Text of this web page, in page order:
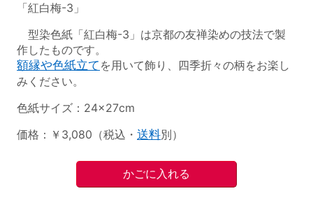
「紅白梅-3」
型染色紙「紅白梅-3」は京都の友禅染めの技法で製
作したものです。
額縁や色紙立て を用いて飾り、四季折々の柄をお楽し
みください。
色紙サイズ：24×27cm
価格：￥3,080（税込・ 送料別）